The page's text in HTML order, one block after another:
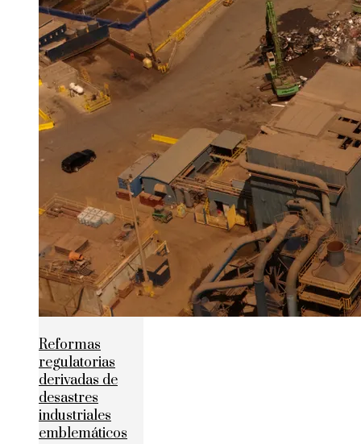
Reformas
regulatorias
derivadas de
desastres
industriales
emblemáticos